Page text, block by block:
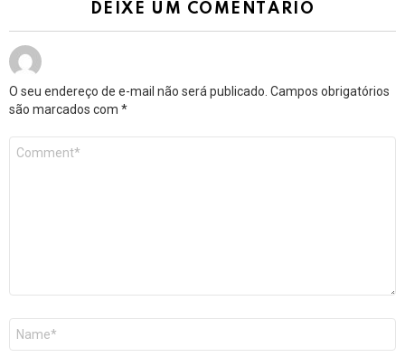
DEIXE UM COMENTÁRIO
O seu endereço de e-mail não será publicado. Campos obrigatórios
são marcados com *